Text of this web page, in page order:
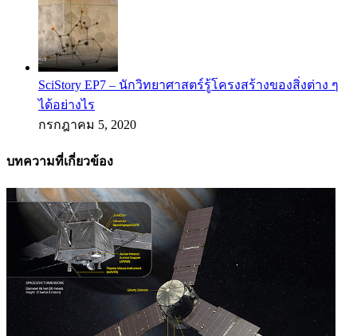
SciStory EP7 – นักวิทยาศาสตร์รู้โครงสร้างของสิ่งต่าง ๆ
ได้อย่างไร
กรกฎาคม 5, 2020
บทความที่เกี่ยวข้อง